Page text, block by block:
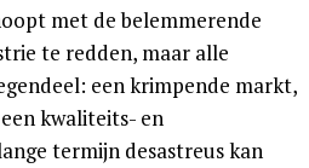
met de belemmerende
te redden, maar alle
een krimpende markt,
kwaliteits- en
termijn desastreus kan